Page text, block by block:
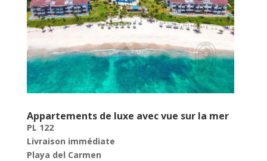
Appartements de luxe avec vue sur la mer
PL 122
Livraison immédiate
Playa del Carmen